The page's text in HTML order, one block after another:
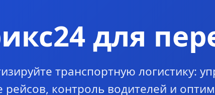
для
транспортную логистику:
контроль водителей и